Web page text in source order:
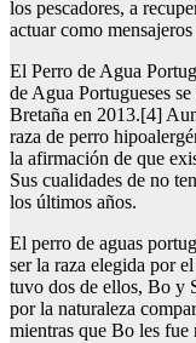
los pescadores, a
actuar como
El Perro de Agua
de Agua Portugueses
Bretaña en 2013.[4]
raza de perro
la afirmación de que
Sus cualidades de no
los últimos años.
El perro de aguas
ser la raza elegida por
tuvo dos de ellos, Bo y
por la naturaleza
mientras que Bo les